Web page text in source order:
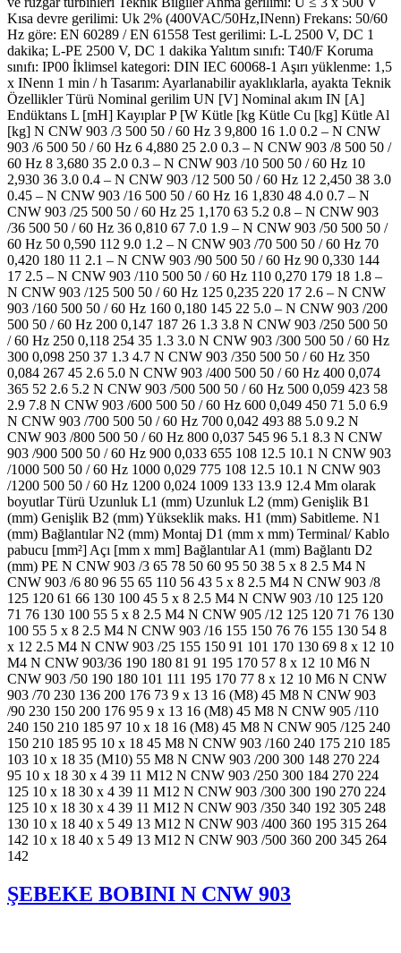
Kısa devre gerilimi: Uk 2% (400VAC/50Hz,INenn) Frekans: 50/60
Hz göre: EN 60289 / EN 61558 Test gerilimi: L-L 2500 V, DC 1
dakika; L-PE 2500 V, DC 1 dakika Yalıtım sınıfı: T40/F Koruma
sınıfı: IP00 İklimsel kategori: DIN IEC 60068-1 Aşırı yüklenme: 1,5
x INenn 1 min / h Tasarım: Ayarlanabilir ayaklıklarla, ayakta Teknik
Özellikler Türü Nominal gerilim UN [V] Nominal akım IN [A]
Endüktans L [mH] Kayıplar P [W Kütle [kg Kütle Cu [kg] Kütle Al
[kg] N CNW 903 /3 500 50 / 60 Hz 3 9,800 16 1.0 0.2 – N CNW
903 /6 500 50 / 60 Hz 6 4,880 25 2.0 0.3 – N CNW 903 /8 500 50 /
60 Hz 8 3,680 35 2.0 0.3 – N CNW 903 /10 500 50 / 60 Hz 10
2,930 36 3.0 0.4 – N CNW 903 /12 500 50 / 60 Hz 12 2,450 38 3.0
0.45 – N CNW 903 /16 500 50 / 60 Hz 16 1,830 48 4.0 0.7 – N
CNW 903 /25 500 50 / 60 Hz 25 1,170 63 5.2 0.8 – N CNW 903
/36 500 50 / 60 Hz 36 0,810 67 7.0 1.9 – N CNW 903 /50 500 50 /
60 Hz 50 0,590 112 9.0 1.2 – N CNW 903 /70 500 50 / 60 Hz 70
0,420 180 11 2.1 – N CNW 903 /90 500 50 / 60 Hz 90 0,330 144
17 2.5 – N CNW 903 /110 500 50 / 60 Hz 110 0,270 179 18 1.8 –
N CNW 903 /125 500 50 / 60 Hz 125 0,235 220 17 2.6 – N CNW
903 /160 500 50 / 60 Hz 160 0,180 145 22 5.0 – N CNW 903 /200
500 50 / 60 Hz 200 0,147 187 26 1.3 3.8 N CNW 903 /250 500 50
/ 60 Hz 250 0,118 254 35 1.3 3.0 N CNW 903 /300 500 50 / 60 Hz
300 0,098 250 37 1.3 4.7 N CNW 903 /350 500 50 / 60 Hz 350
0,084 267 45 2.6 5.0 N CNW 903 /400 500 50 / 60 Hz 400 0,074
365 52 2.6 5.2 N CNW 903 /500 500 50 / 60 Hz 500 0,059 423 58
2.9 7.8 N CNW 903 /600 500 50 / 60 Hz 600 0,049 450 71 5.0 6.9
N CNW 903 /700 500 50 / 60 Hz 700 0,042 493 88 5.0 9.2 N
CNW 903 /800 500 50 / 60 Hz 800 0,037 545 96 5.1 8.3 N CNW
903 /900 500 50 / 60 Hz 900 0,033 655 108 12.5 10.1 N CNW 903
/1000 500 50 / 60 Hz 1000 0,029 775 108 12.5 10.1 N CNW 903
/1200 500 50 / 60 Hz 1200 0,024 1009 133 13.9 12.4 Mm olarak
boyutlar Türü Uzunluk L1 (mm) Uzunluk L2 (mm) Genişlik B1
(mm) Genişlik B2 (mm) Yükseklik maks. H1 (mm) Sabitleme. N1
(mm) Bağlantılar N2 (mm) Montaj D1 (mm x mm) Terminal/ Kablo
pabucu [mm²] Açı [mm x mm] Bağlantılar A1 (mm) Bağlantı D2
(mm) PE N CNW 903 /3 65 78 50 60 95 50 38 5 x 8 2.5 M4 N
CNW 903 /6 80 96 55 65 110 56 43 5 x 8 2.5 M4 N CNW 903 /8
125 120 61 66 130 100 45 5 x 8 2.5 M4 N CNW 903 /10 125 120
71 76 130 100 55 5 x 8 2.5 M4 N CNW 905 /12 125 120 71 76 130
100 55 5 x 8 2.5 M4 N CNW 903 /16 155 150 76 76 155 130 54 8
x 12 2.5 M4 N CNW 903 /25 155 150 91 101 170 130 69 8 x 12 10
M4 N CNW 903/36 190 180 81 91 195 170 57 8 x 12 10 M6 N
CNW 903 /50 190 180 101 111 195 170 77 8 x 12 10 M6 N CNW
903 /70 230 136 200 176 73 9 x 13 16 (M8) 45 M8 N CNW 903
/90 230 150 200 176 95 9 x 13 16 (M8) 45 M8 N CNW 905 /110
240 150 210 185 97 10 x 18 16 (M8) 45 M8 N CNW 905 /125 240
150 210 185 95 10 x 18 45 M8 N CNW 903 /160 240 175 210 185
103 10 x 18 35 (M10) 55 M8 N CNW 903 /200 300 148 270 224
95 10 x 18 30 x 4 39 11 M12 N CNW 903 /250 300 184 270 224
125 10 x 18 30 x 4 39 11 M12 N CNW 903 /300 300 190 270 224
125 10 x 18 30 x 4 39 11 M12 N CNW 903 /350 340 192 305 248
130 10 x 18 40 x 5 49 13 M12 N CNW 903 /400 360 195 315 264
142 10 x 18 40 x 5 49 13 M12 N CNW 903 /500 360 200 345 264
142
ŞEBEKE BOBINI N CNW 903